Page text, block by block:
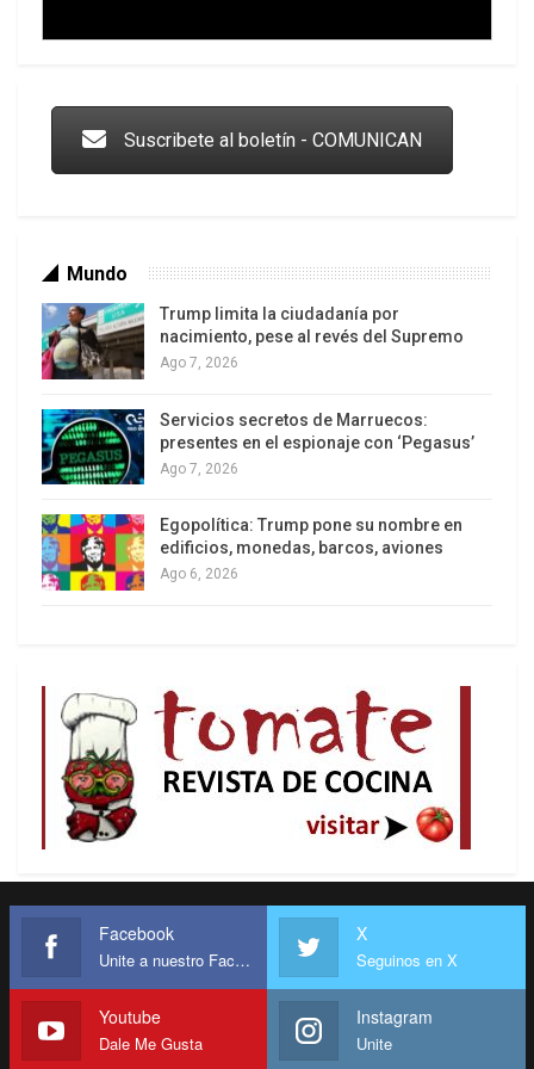
Los latinos le van dando la espalda a Trump
Suscribete al boletín - COMUNICAN
Mundo
Trump limita la ciudadanía por
nacimiento, pese al revés del Supremo
Ago 7, 2026
Servicios secretos de Marruecos:
presentes en el espionaje con ‘Pegasus’
Ago 7, 2026
Egopolítica: Trump pone su nombre en
edificios, monedas, barcos, aviones
Ago 6, 2026
Facebook
Unite a nuestro Facebook
X
Seguinos en X
Youtube
Dale Me Gusta
Instagram
Unite